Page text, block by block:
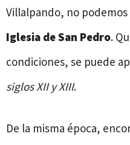
Villalpando, no
Iglesia de San Pedro.
condiciones, se puede
siglos XII y XIII.
De la misma época,